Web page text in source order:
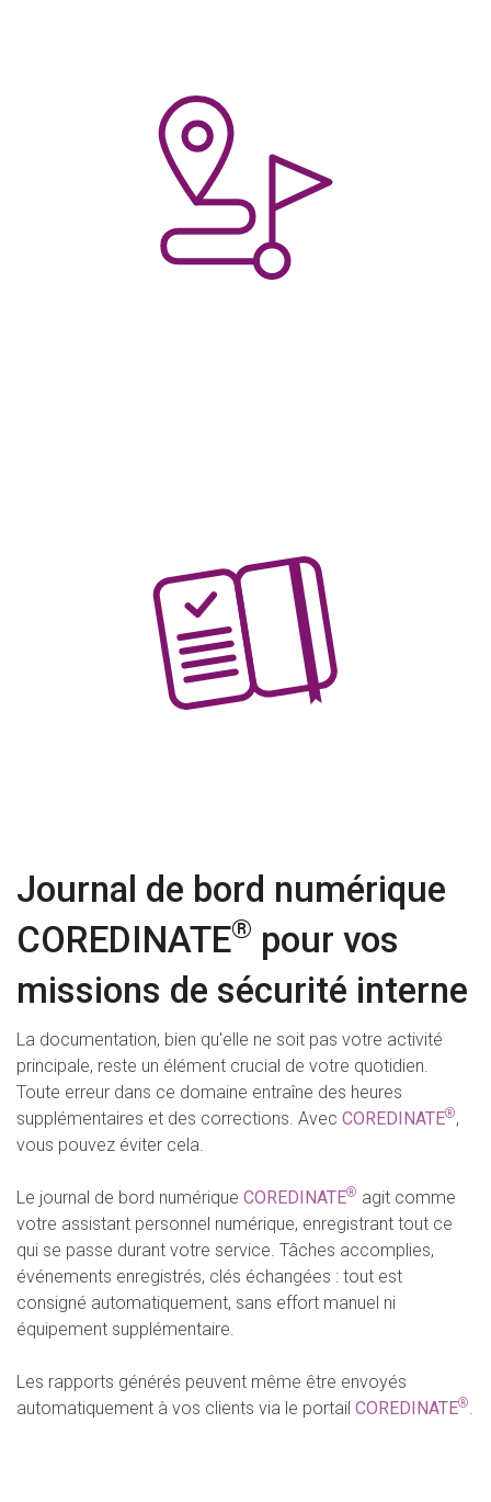
Journal de bord numérique
COREDINATE® pour vos
missions de sécurité interne
La documentation, bien qu'elle ne soit pas votre activité
principale, reste un élément crucial de votre quotidien.
Toute erreur dans ce domaine entraîne des heures
supplémentaires et des corrections. Avec COREDINATE®,
vous pouvez éviter cela.
Le journal de bord numérique COREDINATE® agit comme
votre assistant personnel numérique, enregistrant tout ce
qui se passe durant votre service. Tâches accomplies,
événements enregistrés, clés échangées : tout est
consigné automatiquement, sans effort manuel ni
équipement supplémentaire.
Les rapports générés peuvent même être envoyés
automatiquement à vos clients via le portail COREDINATE®.